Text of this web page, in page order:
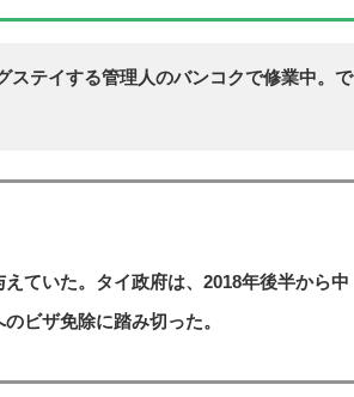
ステイする管理人のバンコクで修業中。で
ていた。タイ政府は、2018年後半から中
ビザ免除に踏み切った。